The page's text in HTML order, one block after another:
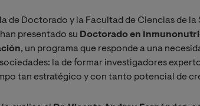
de Doctorado y la Facultad de Ciencias de
presentado su Doctorado en
, un programa que responde a una
la de formar investigadores
tan estratégico y con tanto potencial de